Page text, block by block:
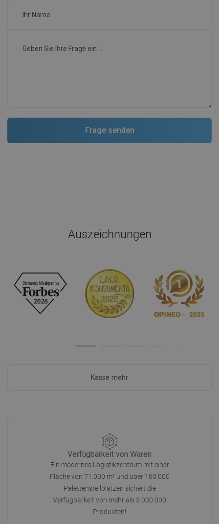
Auszeichnungen
Kasse mehr
Verfügbarkeit von Waren
Ein modernes Logistikzentrum mit einer
Fläche von 71.000 m² und über 160.000
Palettenstellplätzen sichert die
Verfügbarkeit von mehr als 3.000.000
Produkten!